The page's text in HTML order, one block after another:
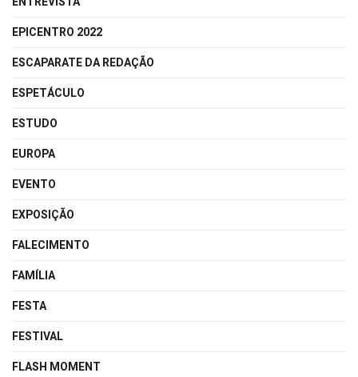
EPICENTRO 2022
ESCAPARATE DA REDAÇÃO
ESPETÁCULO
ESTUDO
EUROPA
EVENTO
EXPOSIÇÃO
FALECIMENTO
FAMÍLIA
FESTA
FESTIVAL
FLASH MOMENT